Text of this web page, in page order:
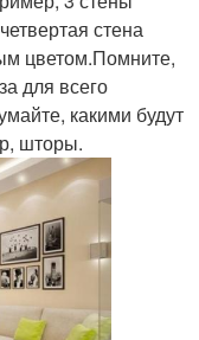
стена
цветом.Помните,
для всего
какими будут
шторы.